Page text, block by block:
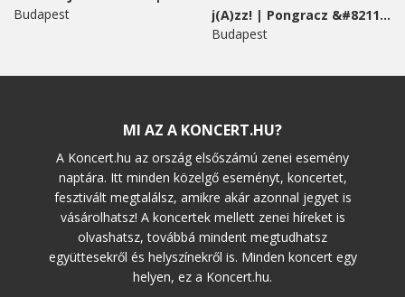
Budapest
j(A)zz! | Pongracz &#8211;...
Budapest
MI AZ A KONCERT.HU?
A Koncert.hu az ország elsőszámú zenei esemény
naptára. Itt minden közelgő eseményt, koncertet,
fesztivált megtalálsz, amikre akár azonnal jegyet is
vásárolhatsz! A koncertek mellett zenei híreket is
olvashatsz, továbbá mindent megtudhatsz
együttesekről és helyszínekről is. Minden koncert egy
helyen, ez a Koncert.hu.